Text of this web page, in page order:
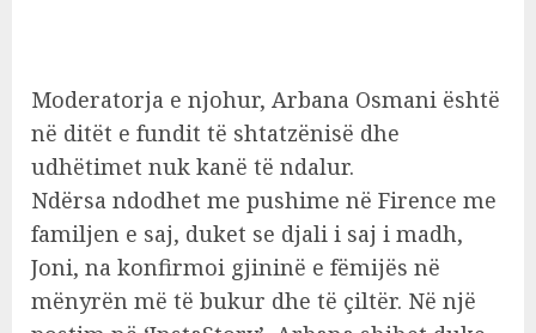
Moderatorja e njohur, Arbana Osmani është
në ditët e fundit të shtatzënisë dhe
udhëtimet nuk kanë të ndalur.
Ndërsa ndodhet me pushime në Firence me
familjen e saj, duket se djali i saj i madh,
Joni, na konfirmoi gjininë e fëmijës në
mënyrën më të bukur dhe të çiltër. Në një